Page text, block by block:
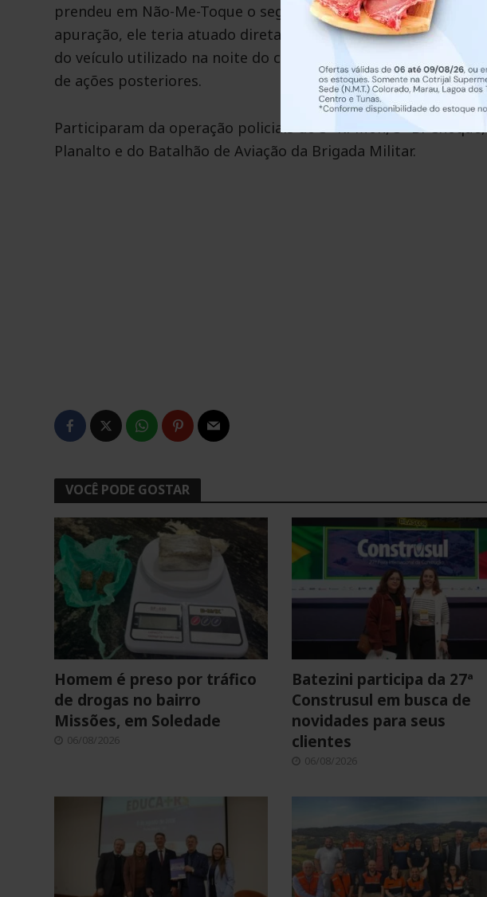
prendeu em Não-Me-Toque o segundo acusado de
apuração, ele teria atuado diretamente na logística do grupo
do veículo utilizado na noite do crime para outro município,
de ações posteriores.
Participaram da operação policiais do 3º RPMon, 3º BPChoque,
Planalto e do Batalhão de Aviação da Brigada Militar.
VOCÊ PODE GOSTAR
Homem é preso por tráfico
de drogas no bairro
Missões, em Soledade
06/08/2026
Batezini participa da 27ª
Construsul em busca de
novidades para seus
clientes
06/08/2026